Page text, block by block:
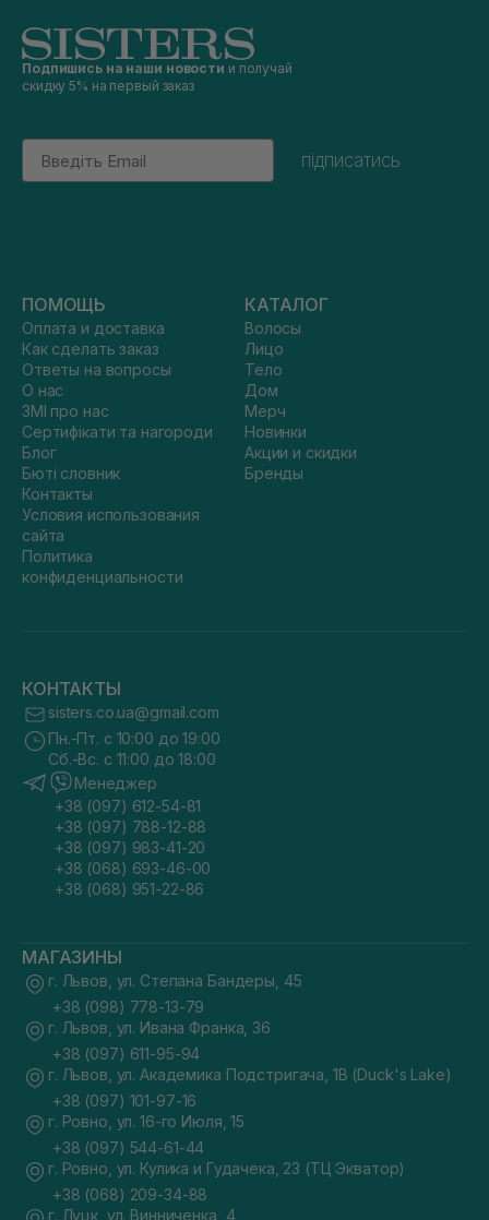
Подпишись на наши новости и получай
скидку 5% на первый заказ
Email
підписатись
ПОМОЩЬ
Оплата и доставка
Как сделать заказ
Ответы на вопросы
О нас
ЗМІ про нас
Сертифікати та нагороди
Блог
Бюті словник
Контакты
Условия использования
сайта
Политика
конфиденциальности
КАТАЛОГ
Волосы
Лицо
Тело
Дом
Мерч
Новинки
Акции и скидки
Бренды
КОНТАКТЫ
sisters.co.ua@gmail.com
Пн.-Пт. с 10:00 до 19:00
Сб.-Вс. с 11:00 до 18:00
Менеджер
+38 (097) 612-54-81
+38 (097) 788-12-88
+38 (097) 983-41-20
+38 (068) 693-46-00
+38 (068) 951-22-86
МАГАЗИНЫ
г. Львов, ул. Степана Бандеры, 45
+38 (098) 778-13-79
г. Львов, ул. Ивана Франка, 36
+38 (097) 611-95-94
г. Львов, ул. Академика Подстригача, 1В (Duck's Lake)
+38 (097) 101-97-16
г. Ровно, ул. 16-го Июля, 15
+38 (097) 544-61-44
г. Ровно, ул. Кулика и Гудачека, 23 (ТЦ Экватор)
+38 (068) 209-34-88
г. Луцк, ул. Винниченка, 4